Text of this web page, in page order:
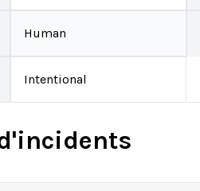
Human
Intentional